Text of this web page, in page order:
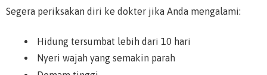
Segera periksakan diri ke dokter jika Anda mengalami:
Hidung tersumbat lebih dari 10 hari
Nyeri wajah yang semakin parah